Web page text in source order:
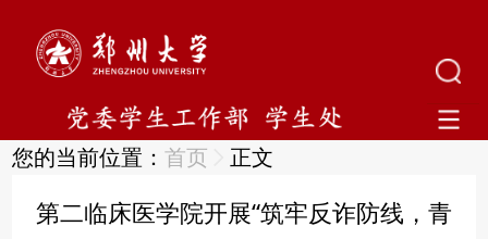
您的当前位置：首页 正文
第二临床医学院开展“筑牢反诈防线，青